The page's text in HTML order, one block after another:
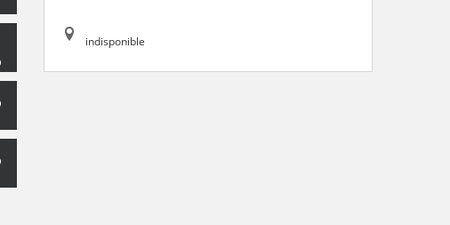
indisponible